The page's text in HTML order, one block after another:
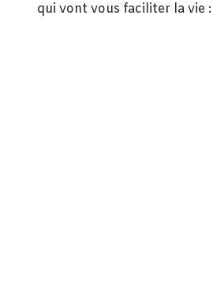
qui vont vous faciliter la vie :